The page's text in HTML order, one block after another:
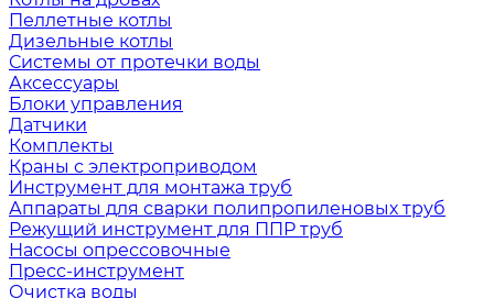
Пеллетные котлы
Дизельные котлы
Системы от протечки воды
Аксессуары
Блоки управления
Датчики
Комплекты
Краны с электроприводом
Инструмент для монтажа труб
Аппараты для сварки полипропиленовых труб
Режущий инструмент для ППР труб
Насосы опрессовочные
Пресс-инструмент
Очистка воды